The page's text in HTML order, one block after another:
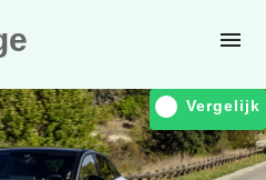
Vergelijk